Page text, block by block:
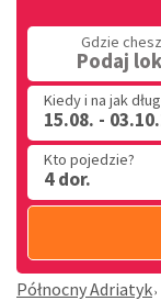
Gdzie
Podaj
Kiedy i na jak
15.08. -
Kto pojedzie?
4 dor.
Północny Adriatyk